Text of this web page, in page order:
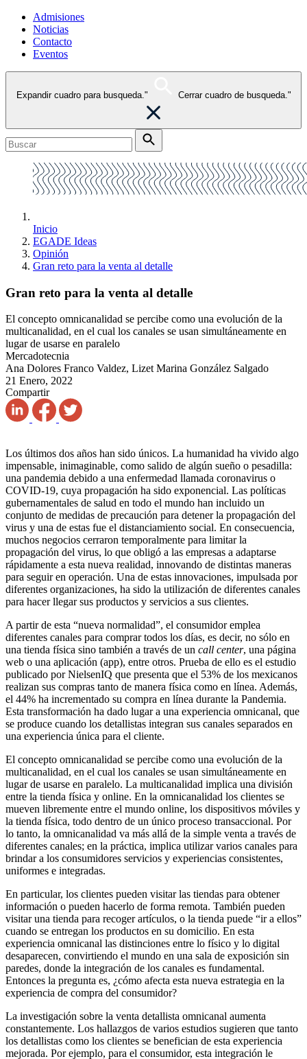
Admisiones
Noticias
Contacto
Eventos
Expandir cuadro para busqueda." Cerrar cuadro de busqueda."
Inicio
EGADE Ideas
Opinión
Gran reto para la venta al detalle
Gran reto para la venta al detalle
El concepto omnicanalidad se percibe como una evolución de la
multicanalidad, en el cual los canales se usan simultáneamente en
lugar de usarse en paralelo
Mercadotecnia
Ana Dolores Franco Valdez, Lizet Marina González Salgado
21 Enero, 2022
Compartir
Los últimos dos años han sido únicos. La humanidad ha vivido algo
impensable, inimaginable, como salido de algún sueño o pesadilla:
una pandemia debido a una enfermedad llamada coronavirus o
COVID-19, cuya propagación ha sido exponencial. Las políticas
gubernamentales de salud en todo el mundo han incluido un
conjunto de medidas de precaución para detener la propagación del
virus y una de estas fue el distanciamiento social. En consecuencia,
muchos negocios cerraron temporalmente para limitar la
propagación del virus, lo que obligó a las empresas a adaptarse
rápidamente a esta nueva realidad, innovando de distintas maneras
para seguir en operación. Una de estas innovaciones, impulsada por
diferentes organizaciones, ha sido la utilización de diferentes canales
para hacer llegar sus productos y servicios a sus clientes.
A partir de esta “nueva normalidad”, el consumidor emplea
diferentes canales para comprar todos los días, es decir, no sólo en
una tienda física sino también a través de un call center, una página
web o una aplicación (app), entre otros. Prueba de ello es el estudio
publicado por NielsenIQ que presenta que el 53% de los mexicanos
realizan sus compras tanto de manera física como en línea. Además,
el 44% ha incrementado su compra en línea durante la Pandemia.
Esta transformación ha dado lugar a una experiencia omnicanal, que
se produce cuando los detallistas integran sus canales separados en
una experiencia única para el cliente.
El concepto omnicanalidad se percibe como una evolución de la
multicanalidad, en el cual los canales se usan simultáneamente en
lugar de usarse en paralelo. La multicanalidad implica una división
entre la tienda física y online. En la omnicanalidad los clientes se
mueven libremente entre el mundo online, los dispositivos móviles y
la tienda física, todo dentro de un único proceso transaccional. Por
lo tanto, la omnicanalidad va más allá de la simple venta a través de
diferentes canales; en la práctica, implica utilizar varios canales para
brindar a los consumidores servicios y experiencias consistentes,
uniformes e integradas.
En particular, los clientes pueden visitar las tiendas para obtener
información o pueden hacerlo de forma remota. También pueden
visitar una tienda para recoger artículos, o la tienda puede “ir a ellos”
cuando se entregan los productos en su domicilio. En esta
experiencia omnicanal las distinciones entre lo físico y lo digital
desaparecen, convirtiendo el mundo en una sala de exposición sin
paredes, donde la integración de los canales es fundamental.
Entonces la pregunta es, ¿cómo afecta esta nueva estrategia en la
experiencia de compra del consumidor?
La investigación sobre la venta detallista omnicanal aumenta
constantemente. Los hallazgos de varios estudios sugieren que tanto
los detallistas como los clientes se benefician de esta experiencia
mejorada. Por ejemplo, para el consumidor, esta integración le